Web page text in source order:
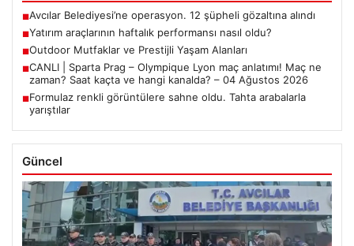
■Avcılar Belediyesi’ne operasyon. 12 şüpheli gözaltına alındı
■Yatırım araçlarının haftalık performansı nasıl oldu?
■Outdoor Mutfaklar ve Prestijli Yaşam Alanları
■CANLI | Sparta Prag – Olympique Lyon maç anlatımı! Maç ne
zaman? Saat kaçta ve hangi kanalda? – 04 Ağustos 2026
■Formulaz renkli görüntülere sahne oldu. Tahta arabalarla
yarıştılar
Güncel